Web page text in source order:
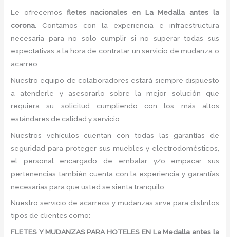
Le ofrecemos fletes nacionales en La Medalla antes la
corona . Contamos con la experiencia e infraestructura
necesaria para no solo cumplir si no superar todas sus
expectativas a la hora de contratar un servicio de mudanza o
acarreo.
Nuestro equipo de colaboradores estará siempre dispuesto
a atenderle y asesorarlo sobre la mejor solución que
requiera su solicitud cumpliendo con los más altos
estándares de calidad y servicio.
Nuestros vehículos cuentan con todas las garantías de
seguridad para proteger sus muebles y electrodomésticos,
el personal encargado de embalar y/o empacar sus
pertenencias también cuenta con la experiencia y garantías
necesarias para que usted se sienta tranquilo.
Nuestro servicio de acarreos y mudanzas sirve para distintos
tipos de clientes como:
FLETES Y MUDANZAS PARA HOTELES EN La Medalla antes la